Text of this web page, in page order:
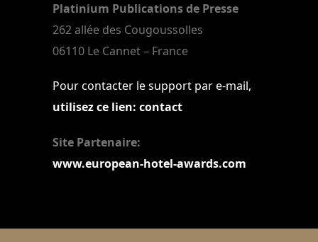
Platinium Publications de Presse
262 allée des Cougoussolles
06110 Le Cannet – France
Pour contacter le support par e-mail,
utilisez ce lien: contact
Site Partenaire:
www.european-hotel-awards.com